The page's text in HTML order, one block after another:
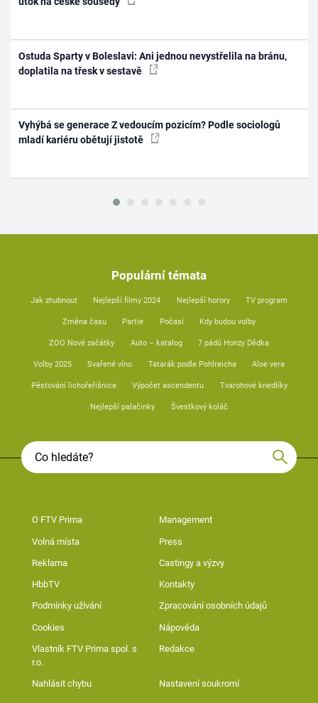
Ostuda Sparty v Boleslavi: Ani jednou nevystřelila na bránu,
doplatila na třesk v sestavě
Vyhýbá se generace Z vedoucím pozicím? Podle sociologů
mladí kariéru obětují jistotě
Populární témata
Jak zhubnout Nejlepší filmy 2024 Nejlepší horory TV program
Změna času Partie Počasí Kdy budou volby
ZOO Nové začátky Auto – katalog 7 pádů Honzy Dědka
Volby 2025 Svařené víno Tatarák podle Pohlreicha Aloe vera
Pěstování lichořeřišnice Výpočet ascendentu Tvarohové knedlíky
Nejlepší palačinky Švestkový koláč
O FTV Prima Management
Volná místa Press
Reklama Castingy a výzvy
HbbTV Kontakty
Podmínky užívání Zpracování osobních údajů
Cookies Nápověda
Vlastník FTV Prima spol. s
r.o.
Redakce
Nahlásit chybu Nastavení soukromí